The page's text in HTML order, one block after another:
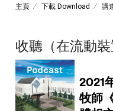
主頁 下載 Download 講
收聽（在流動裝